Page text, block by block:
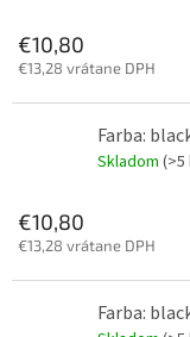
€10,80
€13,28 vrátane DPH
Farba:
Skladom (>5
€10,80
€13,28 vrátane DPH
Farba: